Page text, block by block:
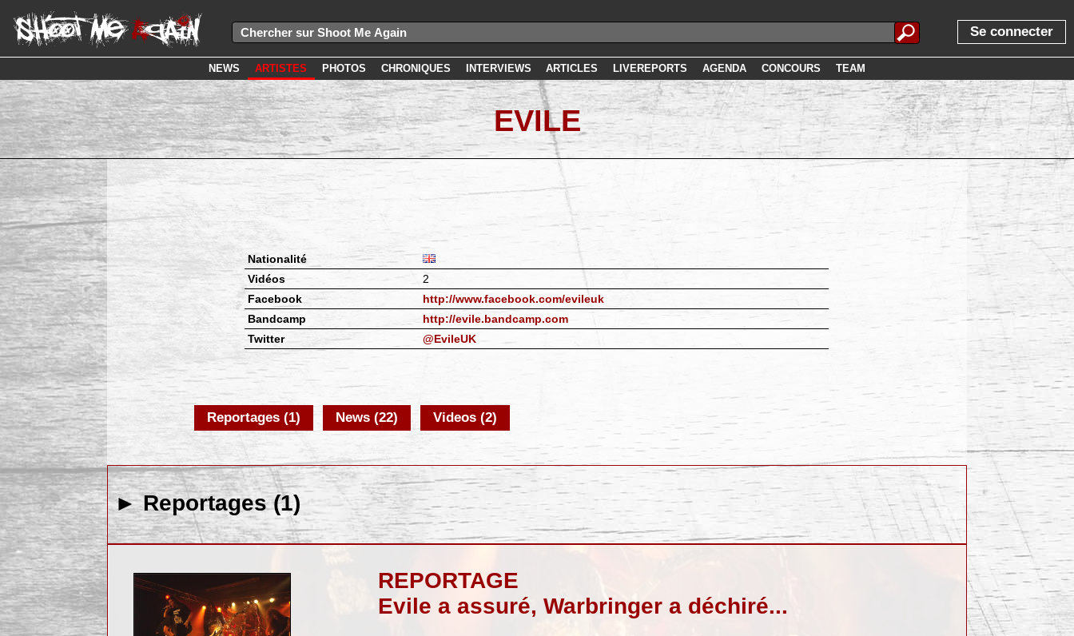
Se connecter
NEWS ARTISTES PHOTOS CHRONIQUES INTERVIEWS ARTICLES LIVEREPORTS AGENDA CONCOURS TEAM
EVILE
Nationalité
Vidéos
2
Facebook
http://www.facebook.com/evileuk
Bandcamp
http://evile.bandcamp.com
Twitter
@EvileUK
Reportages (1) News (22) Videos (2)
► Reportages (1)
REPORTAGE
Evile a assuré, Warbringer a déchiré...